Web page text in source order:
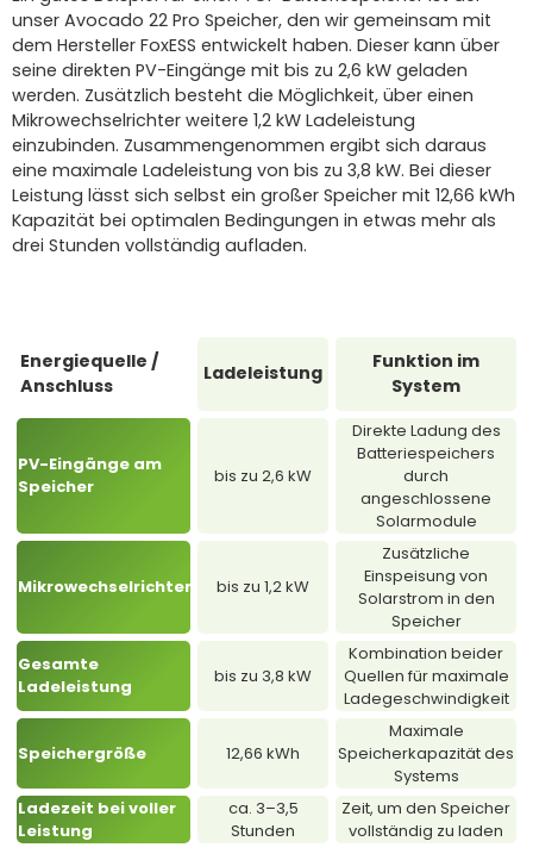
unser Avocado 22 Pro Speicher, den wir gemeinsam mit
dem Hersteller FoxESS entwickelt haben. Dieser kann über
seine direkten PV-Eingänge mit bis zu 2,6 kW geladen
werden. Zusätzlich besteht die Möglichkeit, über einen
Mikrowechselrichter weitere 1,2 kW Ladeleistung
einzubinden. Zusammengenommen ergibt sich daraus
eine maximale Ladeleistung von bis zu 3,8 kW. Bei dieser
Leistung lässt sich selbst ein großer Speicher mit 12,66 kWh
Kapazität bei optimalen Bedingungen in etwas mehr als
drei Stunden vollständig aufladen.
Energiequelle /
Anschluss
Ladeleistung
Funktion im
System
PV-Eingänge am
Speicher
bis zu 2,6 kW
Direkte Ladung des
Batteriespeichers
durch
angeschlossene
Solarmodule
Mikrowechselrichter bis zu 1,2 kW
Zusätzliche
Einspeisung von
Solarstrom in den
Speicher
Gesamte
Ladeleistung
bis zu 3,8 kW
Kombination beider
Quellen für maximale
Ladegeschwindigkeit
Speichergröße 12,66 kWh
Maximale
Speicherkapazität des
Systems
Ladezeit bei voller
Leistung
ca. 3–3,5
Stunden
Zeit, um den Speicher
vollständig zu laden